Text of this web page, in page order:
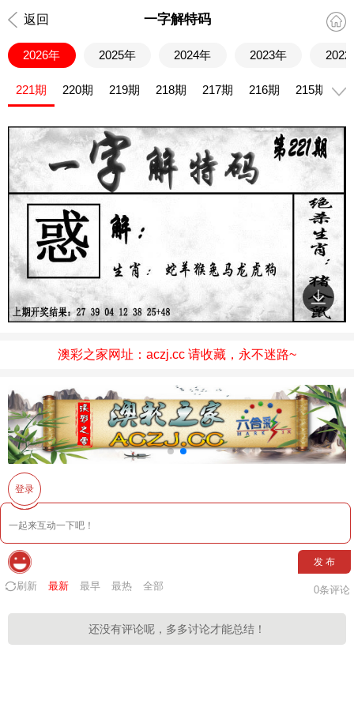
返回 一字解特码
2026年 2025年 2024年 2023年 2022
221期 220期 219期 218期 217期 216期 215期
澳彩之家网址：aczj.cc 请收藏，永不迷路~
登录
发 布
刷新 最新 最早 最热 全部 0条评论
还没有评论呢，多多讨论才能总结！